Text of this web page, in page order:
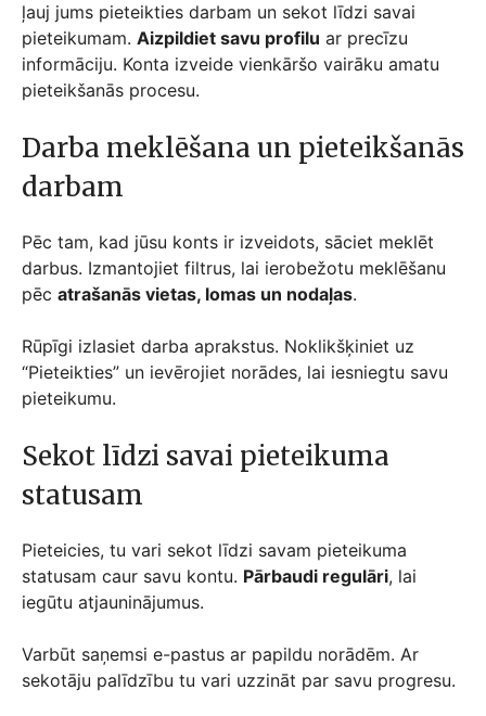
ļauj jums pieteikties darbam un sekot līdzi savai
pieteikumam. Aizpildiet savu profilu ar precīzu
informāciju. Konta izveide vienkāršo vairāku amatu
pieteikšanās procesu.
Darba meklēšana un pieteikšanās
darbam
Pēc tam, kad jūsu konts ir izveidots, sāciet meklēt
darbus. Izmantojiet filtrus, lai ierobežotu meklēšanu
pēc atrašanās vietas, lomas un nodaļas.
Rūpīgi izlasiet darba aprakstus. Noklikšķiniet uz
“Pieteikties” un ievērojiet norādes, lai iesniegtu savu
pieteikumu.
Sekot līdzi savai pieteikuma
statusam
Pieteicies, tu vari sekot līdzi savam pieteikuma
statusam caur savu kontu. Pārbaudi regulāri, lai
iegūtu atjauninājumus.
Varbūt saņemsi e-pastus ar papildu norādēm. Ar
sekotāju palīdzību tu vari uzzināt par savu progresu.